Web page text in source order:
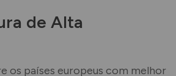
de Alta
os países europeus com melhor